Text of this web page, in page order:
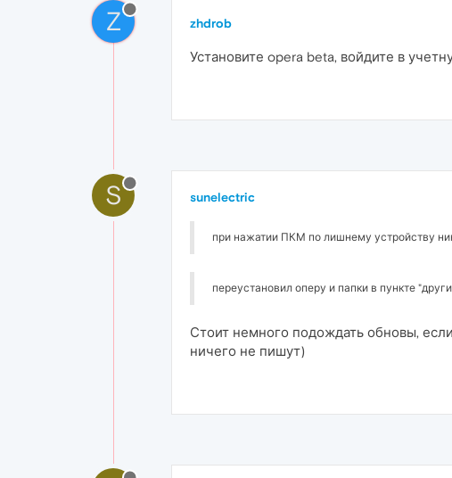
Z zhdrob
Установите opera beta, войдите в
S sunelectric
при нажатии ПКМ по лишнему устройству
переустановил оперу и папки в пункте
Стоит немного подождать обновы,
ничего не пишут)